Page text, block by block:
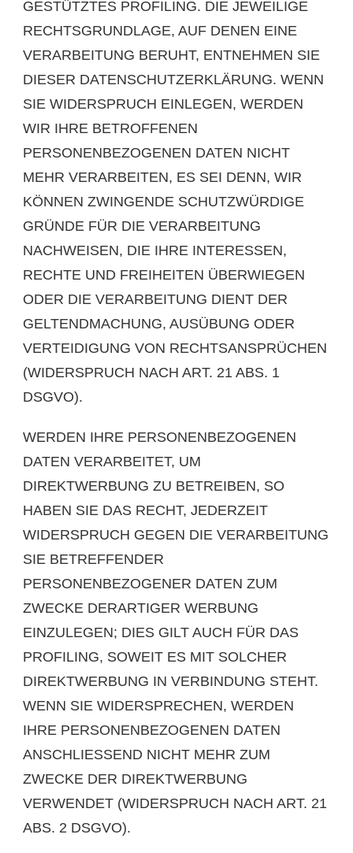
GESTÜTZTES PROFILING. DIE JEWEILIGE
RECHTSGRUNDLAGE, AUF DENEN EINE
VERARBEITUNG BERUHT, ENTNEHMEN SIE
DIESER DATENSCHUTZERKLÄRUNG. WENN
SIE WIDERSPRUCH EINLEGEN, WERDEN
WIR IHRE BETROFFENEN
PERSONENBEZOGENEN DATEN NICHT
MEHR VERARBEITEN, ES SEI DENN, WIR
KÖNNEN ZWINGENDE SCHUTZWÜRDIGE
GRÜNDE FÜR DIE VERARBEITUNG
NACHWEISEN, DIE IHRE INTERESSEN,
RECHTE UND FREIHEITEN ÜBERWIEGEN
ODER DIE VERARBEITUNG DIENT DER
GELTENDMACHUNG, AUSÜBUNG ODER
VERTEIDIGUNG VON RECHTSANSPRÜCHEN
(WIDERSPRUCH NACH ART. 21 ABS. 1
DSGVO).
WERDEN IHRE PERSONENBEZOGENEN
DATEN VERARBEITET, UM
DIREKTWERBUNG ZU BETREIBEN, SO
HABEN SIE DAS RECHT, JEDERZEIT
WIDERSPRUCH GEGEN DIE VERARBEITUNG
SIE BETREFFENDER
PERSONENBEZOGENER DATEN ZUM
ZWECKE DERARTIGER WERBUNG
EINZULEGEN; DIES GILT AUCH FÜR DAS
PROFILING, SOWEIT ES MIT SOLCHER
DIREKTWERBUNG IN VERBINDUNG STEHT.
WENN SIE WIDERSPRECHEN, WERDEN
IHRE PERSONENBEZOGENEN DATEN
ANSCHLIESSEND NICHT MEHR ZUM
ZWECKE DER DIREKTWERBUNG
VERWENDET (WIDERSPRUCH NACH ART. 21
ABS. 2 DSGVO).